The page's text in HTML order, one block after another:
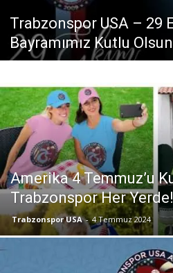
Trabzonspor USA – 29
Bayramımız Kutlu Olsun
Amerika 4 Temmuz’u
Trabzonspor Her Yerde!
Trabzonspor USA - 4 Temmuz 2024